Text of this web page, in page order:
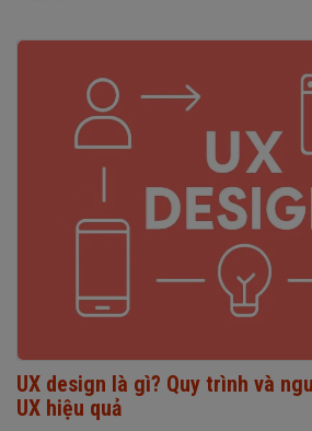
UX design là gì? Quy trình và
UX hiệu quả